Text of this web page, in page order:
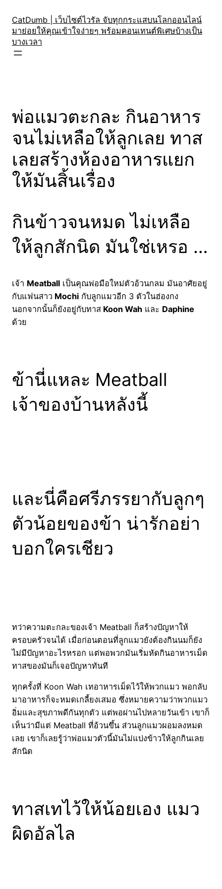
content
CatDumb | เว็บไซต์ไวรัล จับทุกกระแสบนโลกออนไลน์
มาย่อยให้คุณเข้าใจง่ายๆ พร้อมคอนเทนต์พิเศษบ้างเป็น
บางเวลา
พ่อแมวตะกละ กินอาหาร
จนไม่เหลือให้ลูกเลย ทาส
เลยสร้างห้องอาหารแยก
ให้มันสิ้นเรื่อง
กินข้าวจนหมด ไม่เหลือ
ให้ลูกสักนิด มันใช่เหรอ …
เจ้า Meatball เป็นคุณพ่อมือใหม่ตัวอ้วนกลม มันอาศัยอยู่
กับแฟนสาว Mochi กับลูกแมวอีก 3 ตัวในฮ่องกง
นอกจากนั้นก็ยังอยู่กับทาส Koon Wah และ Daphine
ด้วย
ข้านี่แหละ Meatball
เจ้าของบ้านหลังนี้
และนี่คือศรีภรรยากับลูกๆ
ตัวน้อยของข้า น่ารักอย่า
บอกใครเชียว
ทว่าความตะกละของเจ้า Meatball ก็สร้างปัญหาให้
ครอบครัวจนได้ เมื่อก่อนตอนที่ลูกแมวยังต้องกินนมก็ยัง
ไม่มีปัญหาอะไรหรอก แต่พอพวกมันเริ่มหัดกินอาหารเม็ด
ทาสของมันก็เจอปัญหาทันที
ทุกครั้งที่ Koon Wah เทอาหารเม็ดไว้ให้พวกแมว พอกลับ
มาอาหารก็จะหมดเกลี้ยงเสมอ ซึ่งหมายความว่าพวกแมว
อิ่มและสุขภาพดีกันทุกตัว แต่พอผ่านไปหลายวันเข้า เขาก็
เห็นว่ามีแต่ Meatball ที่อ้วนขึ้น ส่วนลูกแมวผอมลงหมด
เลย เขาก็เลยรู้ว่าพ่อแมวตัวนี้มันไม่แบ่งข้าวให้ลูกกินเลย
สักนิด
ทาสเทไว้ให้น้อยเอง แมว
ผิดอัลไล